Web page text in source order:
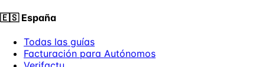
🇪🇸 España
Todas las guías
Facturación para Autónomos